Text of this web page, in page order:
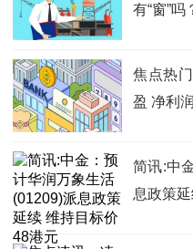
有“窗”
焦点热
盈 净利
简讯:中
息政策